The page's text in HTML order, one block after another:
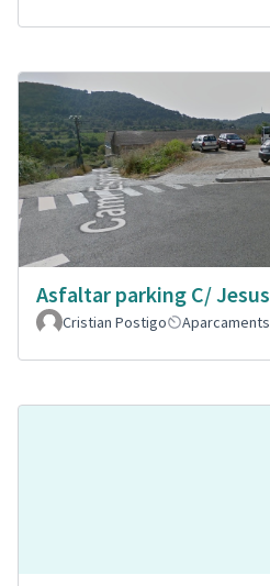
Asfaltar parking C/ Jesus
Cristian Postigo
Aparcaments